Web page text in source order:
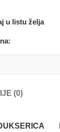
u listu želja
(0)